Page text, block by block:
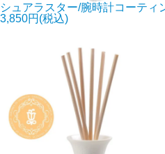
シュアラスター/腕時計コーティ
3,850円(税込)